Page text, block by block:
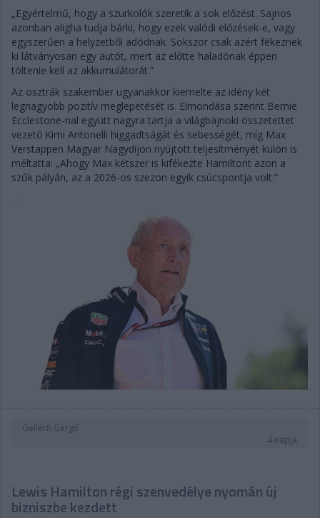
„Egyértelmű, hogy a szurkolók szeretik a sok előzést. Sajnos
azonban aligha tudja bárki, hogy ezek valódi előzések-e, vagy
egyszerűen a helyzetből adódnak. Sokszor csak azért fékeznek
ki látványosan egy autót, mert az előtte haladónak éppen
töltenie kell az akkumulátorát.”
Az osztrák szakember ugyanakkor kiemelte az idény két
legnagyobb pozitív meglepetését is. Elmondása szerint Bernie
Ecclestone-nal együtt nagyra tartja a világbajnoki összetettet
vezető Kimi Antonelli higgadtságát és sebességét, míg Max
Verstappen Magyar Nagydíjon nyújtott teljesítményét külön is
méltatta: „Ahogy Max kétszer is kifékezte Hamiltont azon a
szűk pályán, az a 2026-os szezon egyik csúcspontja volt.”
Gellérfi Gergő
4 napja
Lewis Hamilton régi szenvedélye nyomán új
bizniszbe kezdett